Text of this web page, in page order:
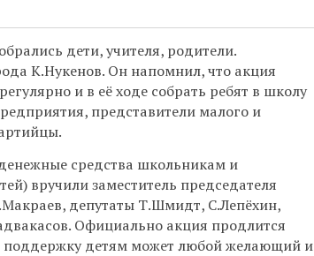
дети, учителя, родители.
К.Нукенов. Он напомнил, что акция
и в её ходе собрать ребят в школу
представители малого и
средства школьникам и
вручили заместитель председателя
депутаты Т.Шмидт, С.Лепёхин,
Официально акция продлится
поддержку детям может любой желающий и